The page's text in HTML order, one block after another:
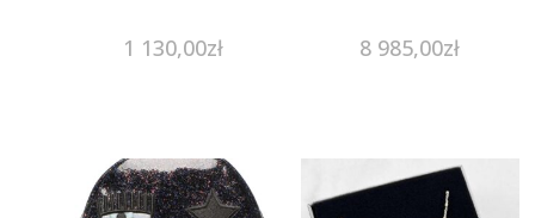
1 130,00zł 8 985,00zł